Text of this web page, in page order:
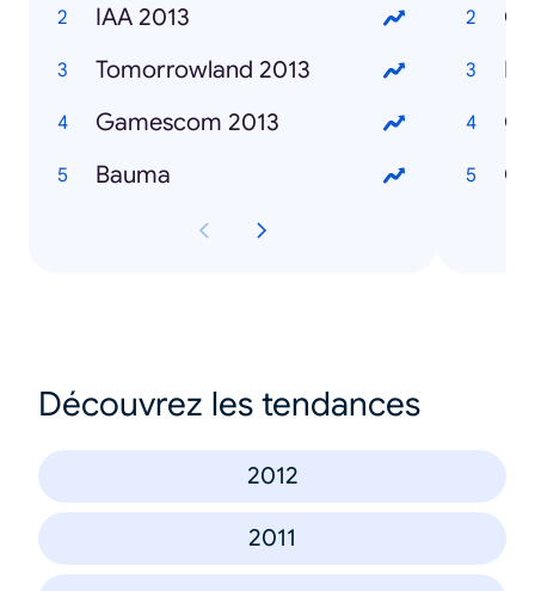
IAA 2013
Tomorrowland 2013
Gamescom 2013
Bauma
Découvrez les tendances
2012
2011